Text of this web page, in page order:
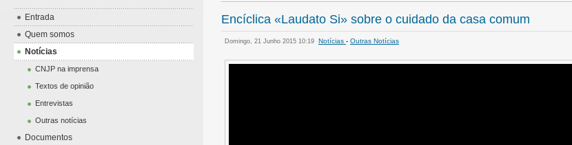
Encíclica «Laudato Si» sobre o cuidado da casa comum
Domingo, 21 Junho 2015 10:19 Notícias - Outras Notícias
Entrada
Quem somos
Notícias
CNJP na imprensa
Textos de opinião
Entrevistas
Outras notícias
Documentos